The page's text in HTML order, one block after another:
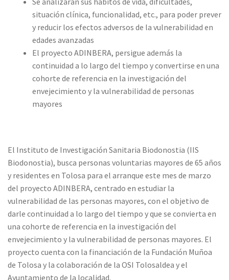
situación clínica, funcionalidad, etc., para poder prever
y reducir los efectos adversos de la vulnerabilidad en
edades avanzadas
El proyecto ADINBERA, persigue además la
continuidad a lo largo del tiempo y convertirse en una
cohorte de referencia en la investigación del
envejecimiento y la vulnerabilidad de personas
mayores
El Instituto de Investigación Sanitaria Biodonostia (IIS
Biodonostia), busca personas voluntarias mayores de 65 años
y residentes en Tolosa para el arranque este mes de marzo
del proyecto ADINBERA, centrado en estudiar la
vulnerabilidad de las personas mayores, con el objetivo de
darle continuidad a lo largo del tiempo y que se convierta en
una cohorte de referencia en la investigación del
envejecimiento y la vulnerabilidad de personas mayores. El
proyecto cuenta con la financiación de la Fundación Muñoa
de Tolosa y la colaboración de la OSI Tolosaldea y el
Ayuntamiento de la localidad.